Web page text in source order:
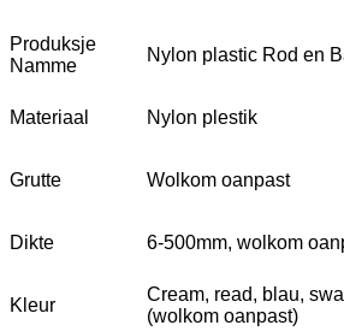
Produksje
Namme
Nylon plastic Rod en
Materiaal Nylon plestik
Grutte Wolkom oanpast
Dikte 6-500mm, wolkom
Kleur
Cream, read, blau,
(wolkom oanpast)